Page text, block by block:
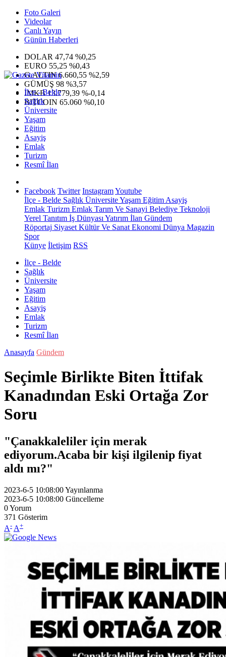
Foto Galeri
Videolar
Canlı Yayın
Günün Haberleri
DOLAR 47,74 %0,25
EURO 55,25 %0,43
G.ALTIN6.660,55 %2,59
GÜMÜŞ 98 %3,57
IMKB13.779,39 %-0,14
BITCOIN 65.060 %0,10
İlçe - Belde
Sağlık
Üniversite
Yaşam
Eğitim
Asayiş
Emlak
Turizm
Resmî İlan
Facebook Twitter InstagramYoutube
İlçe - Belde Sağlık ÜniversiteYaşam Eğitim Asayiş
Emlak Turizm Emlak Tarım Ve Sanayi Belediye Teknoloji
Yerel Tanıtım İş Dünyası Yatırım İlan Gündem
Röportaj Siyaset Kültür Ve Sanat Ekonomi Dünya Magazin
Spor
Künye İletişim RSS
İlçe - Belde
Sağlık
Üniversite
Yaşam
Eğitim
Asayiş
Emlak
Turizm
Resmî İlan
Anasayfa Gündem
Seçimle Birlikte Biten İttifak
Kanadından Eski Ortağa Zor
Soru
"Çanakkaleliler için merak
ediyorum.Acaba bir kişi ilgilenip fiyat
aldı mı?"
2023-6-5 10:08:00Yayınlanma
2023-6-5 10:08:00 Güncelleme
0Yorum
371 Gösterim
A- A+